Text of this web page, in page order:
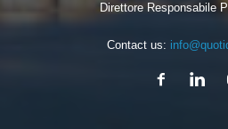
Direttore Responsabile
Contact us: